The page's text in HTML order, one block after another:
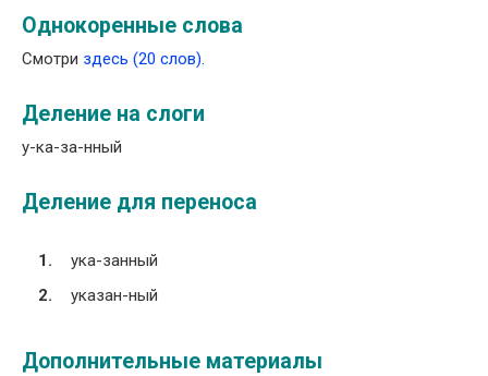
Однокоренные слова
Смотри здесь (20 слов).
Деление на слоги
у-ка-за-нный
Деление для переноса
ука-занный
указан-ный
Дополнительные материалы